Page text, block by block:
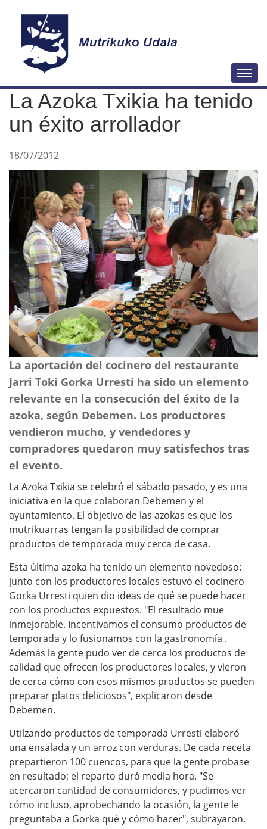
a
La Azoka Txikia ha tenido
un éxito arrollador
18/07/2012
La aportación del cocinero del restaurante
Jarri Toki Gorka Urresti ha sido un elemento
relevante en la consecución del éxito de la
azoka, según Debemen. Los productores
vendieron mucho, y vendedores y
compradores quedaron muy satisfechos tras
el evento.
La Azoka Txikia se celebró el sábado pasado, y es una
iniciativa en la que colaboran Debemen y el
ayuntamiento. El objetivo de las azokas es que los
mutrikuarras tengan la posibilidad de comprar
productos de temporada muy cerca de casa.
Esta última azoka ha tenido un elemento novedoso:
junto con los productores locales estuvo el cocinero
Gorka Urresti quien dio ideas de qué se puede hacer
con los productos expuestos. "El resultado mue
inmejorable. Incentivamos el consumo productos de
temporada y lo fusionamos con la gastronomía .
Además la gente pudo ver de cerca los productos de
calidad que ofrecen los productores locales, y vieron
de cerca cómo con esos mismos productos se pueden
preparar platos deliciosos", explicaron desde
Debemen.
Utilzando productos de temporada Urresti elaboró
una ensalada y un arroz con verduras. De cada receta
prepartieron 100 cuencos, para que la gente probase
en resultado; el reparto duró media hora. "Se
acercaron cantidad de consumidores, y pudimos ver
cómo incluso, aprobechando la ocasión, la gente le
preguntaba a Gorka qué y cómo hacer", subrayaron.